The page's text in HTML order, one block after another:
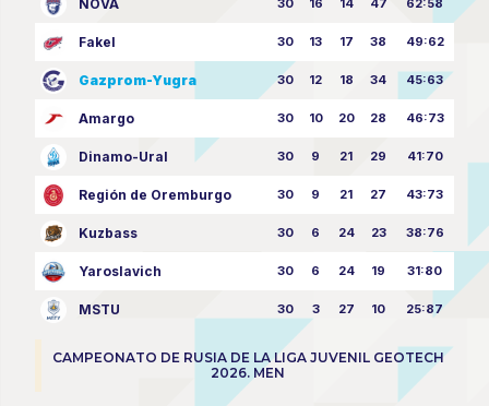
NOVA
Fakel 30 13 17 38 49:62
Gazprom-Yugra 30 12 18 34 45:63
Amargo 30 10 20 28 46:73
Dinamo-Ural 30 9 21 29 41:70
Región de Oremburgo 30 9 21 27 43:73
Kuzbass 30 6 24 23 38:76
Yaroslavich 30 6 24 19 31:80
MSTU 30 3 27 10 25:87
CAMPEONATO DE RUSIA DE LA LIGA JUVENIL GEOTECH
2026. MEN